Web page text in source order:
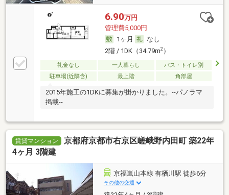
6.90万円
管理費5,000円
1ヶ月
なし
2階 / 1DK（34.79m2）
礼金なし 一人暮らし
バス・トイレ別
駐車場(近隣含)
最上階 角部屋
2015年施工の1DKに募集が掛かりました。--パノラマ
掲載--
賃貸マンション
京都府京都市右京区嵯峨野内田町 築22年
4ヶ月 3階建
京福嵐山本線 有栖川駅 徒歩6分
その他の交通